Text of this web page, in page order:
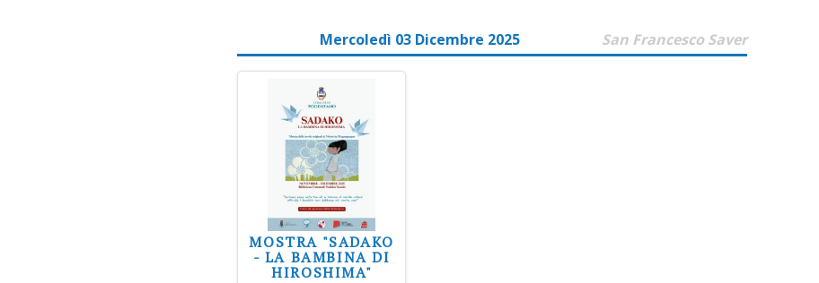
Mercoledì 03 Dicembre 2025 San Francesco Saver
MOSTRA "SADAKO
- LA BAMBINA DI
HIROSHIMA"